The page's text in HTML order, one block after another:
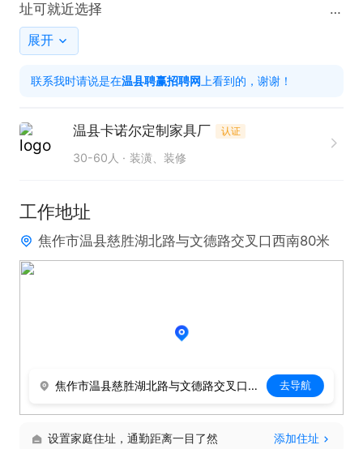
址可就近选择
  打电话时就说是在温县招聘网上看到的，谢谢！
展开
联系我时请说是在温县聘赢招聘网 上看到的，谢谢！
温县卡诺尔定制家具厂 认证
30-60人 装潢、装修
工作地址
焦作市温县慈胜湖北路与文德路交叉口西南80米
焦作市温县慈胜湖北路与文德路交叉口西南80米 去导航
设置家庭住址，通勤距离一目了然 添加住址